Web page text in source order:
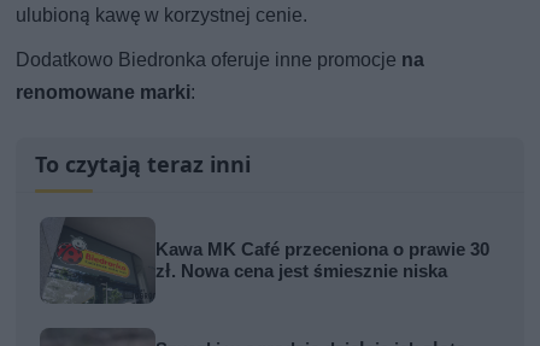
ulubioną kawę w korzystnej cenie.
Dodatkowo Biedronka oferuje inne promocje na
renomowane marki:
To czytają teraz inni
Kawa MK Café przeceniona o prawie 30
zł. Nowa cena jest śmiesznie niska